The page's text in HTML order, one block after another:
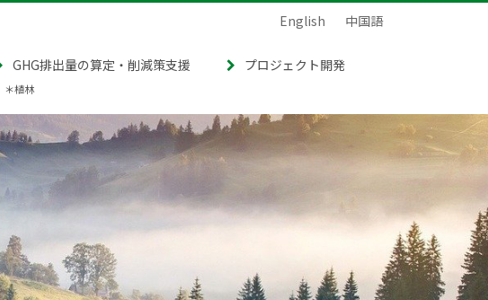
English 中国語
GHG排出量の算定・削減策支援
＊植林
プロジェクト開発